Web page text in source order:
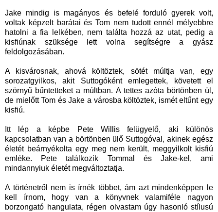
Jake mindig is magányos és befelé forduló gyerek volt,
voltak képzelt barátai és Tom nem tudott ennél mélyebbre
hatolni a fia lelkében, nem találta hozzá az utat, pedig a
kisfiúnak szüksége lett volna segítségre a gyász
feldolgozásában.
A kisvárosnak, ahová költöztek, sötét múltja van, egy
sorozatgyilkos, akit Suttogóként emlegettek, követett el
szörnyű bűntetteket a múltban. A tettes azóta börtönben ül,
de mielőtt Tom és Jake a városba költöztek, ismét eltűnt egy
kisfiú.
Itt lép a képbe Pete Willis felügyelő, aki különös
kapcsolatban van a börtönben ülő Suttogóval, akinek egész
életét beárnyékolta egy meg nem került, meggyilkolt kisfiú
emléke. Pete találkozik Tommal és Jake-kel, ami
mindannyiuk életét megváltoztatja.
A történetről nem is írnék többet, ám azt mindenképpen le
kell írnom, hogy van a könyvnek valamiféle nagyon
borzongató hangulata, régen olvastam úgy hasonló stílusú